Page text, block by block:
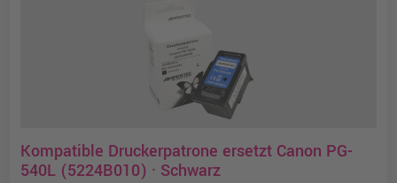
Kompatible Druckerpatrone ersetzt Canon PG-
540L (5224B010) · Schwarz